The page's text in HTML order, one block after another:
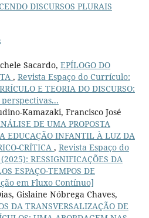
DISCURSOS PLURAIS
Sacardo, EPÍLOGO DO
, Revista Espaço do Currículo:
E TEORIA DO DISCURSO:
Kamazaki, Francisco José
DE UMA PROPOSTA
EDUCAÇÃO INFANTIL À LUZ DA
CRÍTICA , Revista Espaço do
RESSIGNIFICAÇÕES DA
ESPAÇO-TEMPOS DE
em Fluxo Contínuo]
Gislaine Nóbrega Chaves,
DA TRANSVERSALIZAÇÃO DE